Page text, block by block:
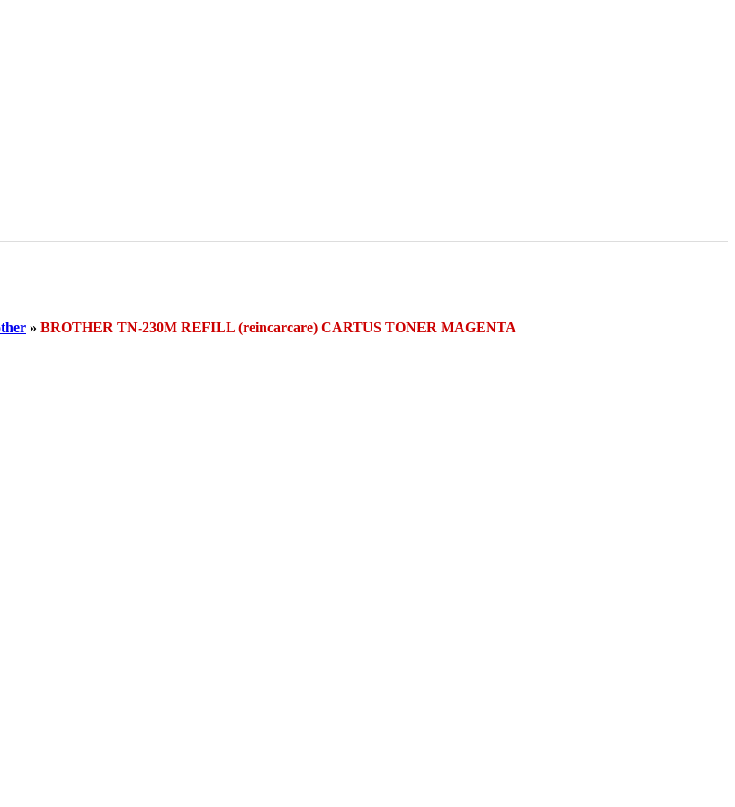
» BROTHER TN-230M REFILL (reincarcare) CARTUS TONER MAGENTA